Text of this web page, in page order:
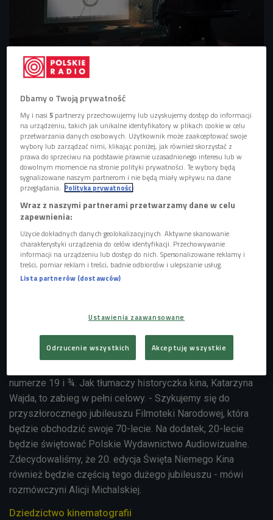
Najlepsze nieme filmy w akompaniamencie muzyki na żywo zostaną
zaprezentowane w trwającej edycja Święta Kina Niemego. Wydarzenie trwa do 1
Rozpoczęła się edycja 19 ¾ Święta Niemego Kina.
Hasło tegorocznej odsłony wydarzenia to "co krok, to
mrok".Od 28 listopada do 1 grudnia w kinie Iluzjon na
warszawskim Mokotowie odbędą się projekcje
klasycznych filmów niemego kina grozy.
POSŁUCHAJ
19:52
Katarzyna Wajda o Święcie Niemego Kina (Stacja
kultura/Czwórka)
numerze 19 i ¾. Jak tłumaczy historyczka kina, Katarzyna
Wajda, to zabieg w pełni celowy. - Szykujemy się do
przyszłorocznego jubileuszu Filmoteki Narodowej, która
będzie obchodzić swoje 70-lecie. Na dodatek, 20-lecie
będzie świętować Polskie Wydawnictwo Audiowizualne.
Zdecydowaliśmy, że 20. edycja Święta Niemego Kina
również będzie częścią tego dużego jubileuszu - mówi
rozmówczyni Alicji Michalskiej.
Dziedzictwo kinematografii
Dbamy o Twoją prywatność
My i nasi5 partnerzy przechowujemy lub uzyskujemy dostęp do informacji
na urządzeniu, takich jak unikalne identyfikatory w plikach cookie w celu
przetwarzania danych osobowych. Użytkownik może zaakceptować swoje
wybory lub zarządzać nimi, klikając poniżej, jak również skorzystać z
prawa do sprzeciwu na podstawie prawnie uzasadnionego interesu lub w
dowolnym momencie na stronie polityki prywatności. Te wybory będą
sygnalizowane naszym partnerom i nie będą miały wpływu na dane
przeglądania. Polityka prywatności
Wraz z naszymi partnerami przetwarzamy dane w celu
zapewnienia:
Użycie dokładnych danych geolokalizacyjnych. Aktywne skanowanie
charakterystyki urządzenia do celów identyfikacji. Przechowywanie
informacji na urządzeniu lub dostęp do nich. Spersonalizowane reklamy i
treści, pomiar reklam i treści, badnie odbiorców i ulepszanie usług.
Lista partnerów (dostawców)
Ustawienia zaawansowane
Odrzucenie wszystkich Akceptuję wszystkie